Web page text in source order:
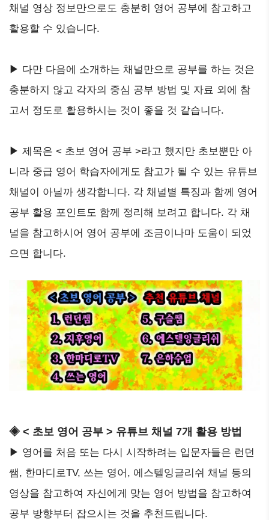
채널 영상 정보만으로도 충분히 영어 공부에 참고하고
활용할 수 있습니다.
▶ 다만 다음에 소개하는 채널만으로 공부를 하는 것은
충분하지 않고 각자의 중심 공부 방법 및 자료 외에 참
고서 정도로 활용하시는 것이 좋을 것 같습니다.
▶ 제목은 < 초보 영어 공부 >라고 했지만 초보뿐만 아
니라 중급 영어 학습자에게도 참고가 될 수 있는 유튜브
채널이 아닐까 생각합니다. 각 채널별 특징과 함께 영어
공부 활용 포인트도 함께 정리해 보려고 합니다. 각 채
널을 참고하시어 영어 공부에 조금이나마 도움이 되었
으면 합니다.
◈ < 초보 영어 공부 > 유튜브 채널 7개 활용 방법
▶ 영어를 처음 또는 다시 시작하려는 입문자들은 런던
쌤, 한마디로TV, 쓰는 영어, 에스텔잉글리쉬 채널 등의
영상을 참고하여 자신에게 맞는 영어 방법을 참고하여
공부 방향부터 잡으시는 것을 추천드립니다.